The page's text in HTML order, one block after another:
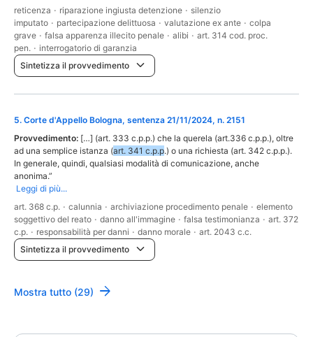
reticenza · riparazione ingiusta detenzione · silenzio
imputato · partecipazione delittuosa · valutazione ex ante · colpa
grave · falsa apparenza illecito penale · alibi · art. 314 cod. proc.
pen. · interrogatorio di garanzia
Sintetizza il provvedimento
5. Corte d'Appello Bologna, sentenza 21/11/2024, n. 2151
Provvedimento: […] (art. 333 c.p.p.) che la querela (art.336 c.p.p.), oltre
ad una semplice istanza (art. 341 c.p.p.) o una richiesta (art. 342 c.p.p.).
In generale, quindi, qualsiasi modalità di comunicazione, anche
anonima.”
Leggi di più...
art. 368 c.p. · calunnia · archiviazione procedimento penale · elemento
soggettivo del reato · danno all'immagine · falsa testimonianza · art. 372
c.p. · responsabilità per danni · danno morale · art. 2043 c.c.
Sintetizza il provvedimento
Mostra tutto (29)